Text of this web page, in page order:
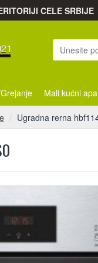
CELE SRBIJE
Mali kućni
Ugradna rerna